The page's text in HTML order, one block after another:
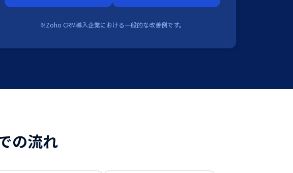
※Zoho CRM導入企業における一般的な改善例です。
の流れ